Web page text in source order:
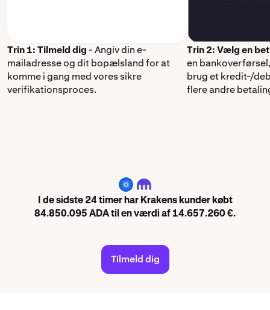
Trin 1: Tilmeld dig- Angiv din e-
mailadresse og dit bopælsland for at
komme i gang med vores sikre
verifikationsproces.
Trin 2: Vælg en
en
brug et kredit-/
flere andre
ADA
I de sidste 24 timer har Krakens kunder købt
84.850.095 ADA til en værdi af 14.657.260 €.
Tilmeld dig